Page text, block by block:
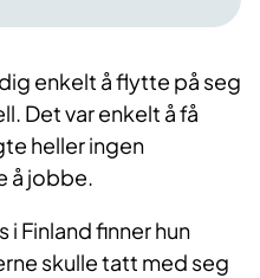
enkelt å flytte på seg
Det var enkelt å få
heller ingen
å jobbe.
Finland finner hun
skulle tatt med seg